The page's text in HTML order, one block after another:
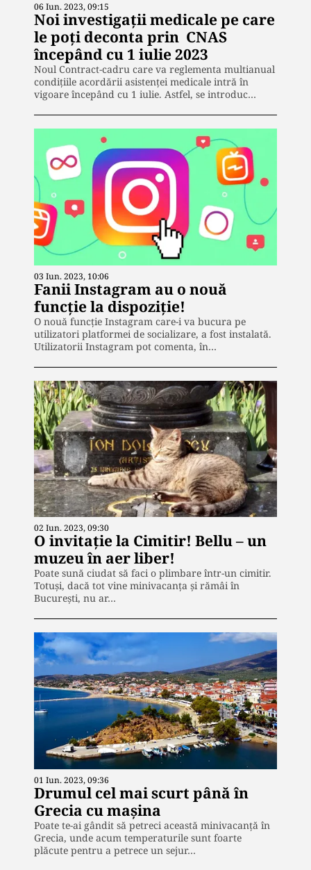
06 Iun. 2023, 09:15
Noi investigații medicale pe care
le poți deconta prin CNAS
începând cu 1 iulie 2023
Noul Contract-cadru care va reglementa multianual
condițiile acordării asistenței medicale intră în
vigoare începând cu 1 iulie. Astfel, se introduc…
03 Iun. 2023, 10:06
Fanii Instagram au o nouă
funcție la dispoziție!
O nouă funcție Instagram care-i va bucura pe
utilizatori platformei de socializare, a fost instalată.
Utilizatorii Instagram pot comenta, în…
02 Iun. 2023, 09:30
O invitație la Cimitir! Bellu – un
muzeu în aer liber!
Poate sună ciudat să faci o plimbare într-un cimitir.
Totuși, dacă tot vine minivacanța și rămâi în
București, nu ar…
01 Iun. 2023, 09:36
Drumul cel mai scurt până în
Grecia cu mașina
Poate te-ai gândit să petreci această minivacanță în
Grecia, unde acum temperaturile sunt foarte
plăcute pentru a petrece un sejur…